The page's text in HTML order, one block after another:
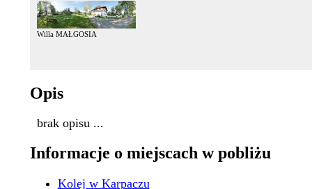
Willa MAŁGOSIA
Opis
brak opisu ...
Informacje o miejscach w pobliżu
Kolej w Karpaczu